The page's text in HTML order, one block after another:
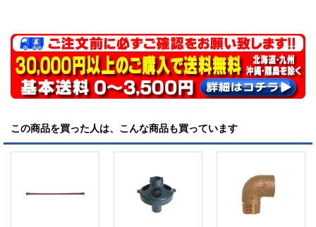
この商品を買った人は、こんな商品も買っています